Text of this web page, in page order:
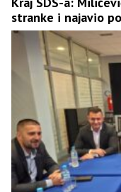
stranke i najavio